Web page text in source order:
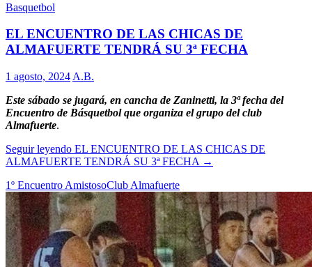
Basquetbol
EL ENCUENTRO DE LAS CHICAS DE
ALMAFUERTE TENDRÁ SU 3ª FECHA
1 agosto, 2024 A.B.
Este sábado se jugará, en cancha de Zaninetti, la 3ª fecha del
Encuentro de Básquetbol que organiza el grupo del club
Almafuerte.
Seguir leyendo EL ENCUENTRO DE LAS CHICAS DE
ALMAFUERTE TENDRÁ SU 3ª FECHA →
1º Encuentro AmistosoClub Almafuerte